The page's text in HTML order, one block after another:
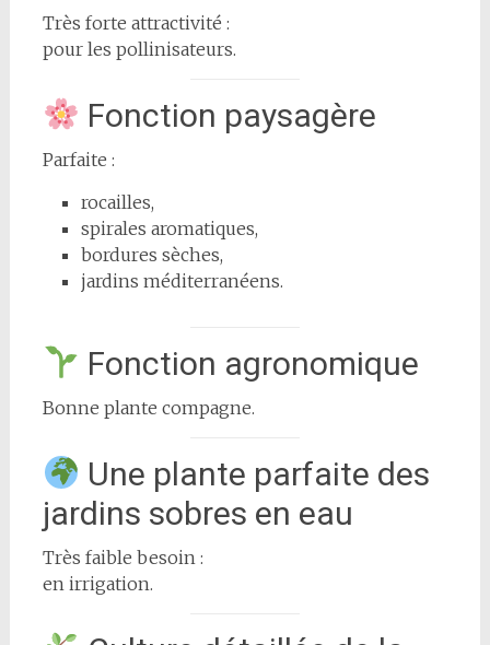
Très forte attractivité :
pour les pollinisateurs.
Fonction paysagère
Parfaite :
rocailles,
spirales aromatiques,
bordures sèches,
jardins méditerranéens.
Fonction agronomique
Bonne plante compagne.
Une plante parfaite des
jardins sobres en eau
Très faible besoin :
en irrigation.